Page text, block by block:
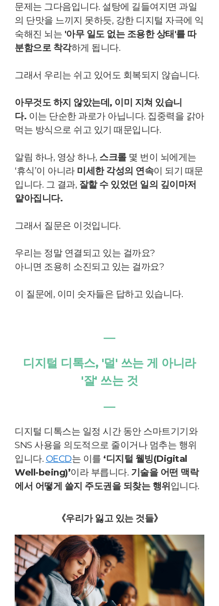
문제는 그다음입니다. 설탕에 길들여지면 과일
의 단맛을 느끼지 못하듯, 강한 디지털 자극에 익
숙해진 뇌는 '아무 일도 없는 조용한 상태'를 따
분함으로 착각하게 됩니다.
그래서 우리는 쉬고 있어도 회복되지 않습니다.
아무것도 하지 않았는데, 이미 지쳐 있습니
다. 이는 단순한 과로가 아닙니다. 집중력을 갉아
먹는 방식으로 쉬고 있기 때문입니다.
알림 하나, 영상 하나, 스크롤몇 번이 뇌에게는
‘휴식’이 아니라 미세한 각성의 연속이 되기 때문
입니다. 그 결과, 잘할 수 있었던 일의 깊이마저
얕아집니다.
그래서 질문은 이것입니다.
우리는 정말 연결되고 있는 걸까요?
아니면 조용히 소진되고 있는 걸까요?
이 질문에, 이미 숫자들은 답하고 있습니다.
―
디지털 디톡스, '덜' 쓰는 게 아니라
'잘' 쓰는 것
―
디지털 디톡스는 일정 시간 동안 스마트기기와
SNS 사용을 의도적으로 줄이거나 멈추는 행위
입니다. OECD는 이를 ‘디지털 웰빙(Digital
Well-being)’이라 부릅니다. 기술을 어떤 맥락
에서 어떻게 쓸지 주도권을 되찾는 행위 입니다.
《우리가 잃고 있는 것들》